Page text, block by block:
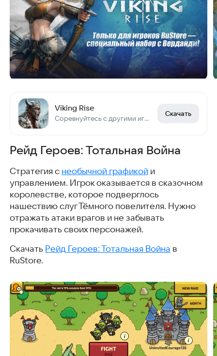
Viking Rise
Соревнуйтесь с другими игроками в разведке, строительстве и завоевании Мидгарда!
Скачать
Рейд Героев: Тотальная Война
Стратегия с необычной графикой и
управлением. Игрок оказывается в сказочном
королевстве, которое подверглось
нашествию слуг Тёмного повелителя. Нужно
отражать атаки врагов и не забывать
прокачивать своих персонажей.
Скачать Рейд Героев: Тотальная Война в
RuStore.